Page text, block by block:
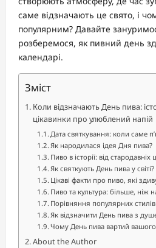
саме відзначають це свято, і
популярним? Давайте
розберемося, як пивний день
календарі.
Зміст
Коли відзначають День пива:
цікавинки про улюблений напій
Дата святкування: коли саме
Як народилася ідея Дня пива?
Пиво в історії: від стародавніх
Як святкують День пива у світі?
Цікаві факти про пиво, які
Пиво та культура: більше, ніж
Порівняння популярних
Як відзначити День пива з
Чому День пива вартий вашого
About the Author